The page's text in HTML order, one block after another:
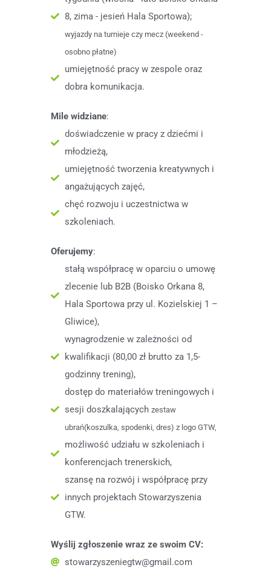
8, zima - jesień Hala Sportowa);
wyjazdy na turnieje czy mecz (weekend -
osobno płatne)
umiejętność pracy w zespole oraz
dobra komunikacja.
Mile widziane:
doświadczenie w pracy z dziećmi i
młodzieżą,
umiejętność tworzenia kreatywnych i
angażujących zajęć,
chęć rozwoju i uczestnictwa w
szkoleniach.
Oferujemy:
stałą współpracę w oparciu o umowę
zlecenie lub B2B (Boisko Orkana 8,
Hala Sportowa przy ul. Kozielskiej 1 –
Gliwice),
wynagrodzenie w zależności od
kwalifikacji (80,00 zł brutto za 1,5-
godzinny trening),
dostęp do materiałów treningowych i
sesji doszkalających zestaw
ubrań(koszulka, spodenki, dres) z logo GTW,
możliwość udziału w szkoleniach i
konferencjach trenerskich,
szansę na rozwój i współpracę przy
innych projektach Stowarzyszenia
GTW.
Wyślij zgłoszenie wraz ze swoim CV:
stowarzyszeniegtw@gmail.com